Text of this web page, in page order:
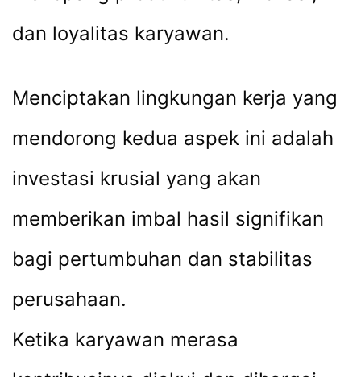
dan loyalitas karyawan.
Menciptakan lingkungan kerja yang
mendorong kedua aspek ini adalah
investasi krusial yang akan
memberikan imbal hasil signifikan
bagi pertumbuhan dan stabilitas
perusahaan.
Ketika karyawan merasa